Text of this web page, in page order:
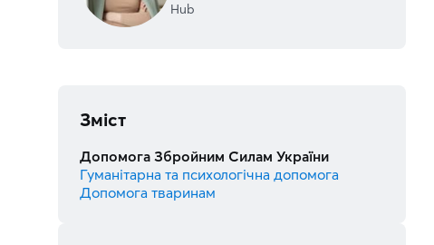
Hub
Зміст
Допомога Збройним Силам України
Гуманітарна та психологічна допомога
Допомога тваринам